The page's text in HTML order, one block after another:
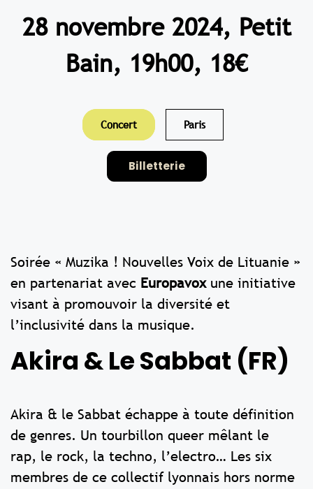
28 novembre 2024, Petit
Bain, 19h00, 18€
Concert Paris
Billetterie
Soirée « Muzika ! Nouvelles Voix de Lituanie »
en partenariat avec Europavoxune initiative
visant à promouvoir la diversité et
l’inclusivité dans la musique.
Akira & Le Sabbat (FR)
Akira & le Sabbat échappe à toute définition
de genres. Un tourbillon queer mêlant le
rap, le rock, la techno, l’electro… Les six
membres de ce collectif lyonnais hors norme